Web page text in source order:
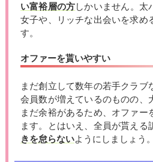
い富裕層の方しかいません。太
女子や、リッチな出会いを求め
す。
オファーを貰いやすい
まだ創立して数年の若手クラブ
会員数が増えているのものの、
まだ余裕があるため、オファー
ます。とはいえ、全員が貰える
きを怠らないようにしましょう。